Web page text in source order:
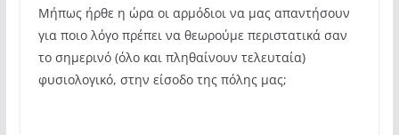
Μήπως ήρθε η ώρα οι αρμόδιοι να μας απαντήσουν
για ποιο λόγο πρέπει να θεωρούμε περιστατικά σαν
το σημερινό (όλο και πληθαίνουν τελευταία)
φυσιολογικό, στην είσοδο της πόλης μας;